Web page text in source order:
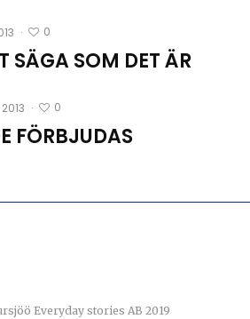
· 0
SÄGA SOM DET ÄR
· 0
FÖRBJUDAS
Everyday stories AB 2019